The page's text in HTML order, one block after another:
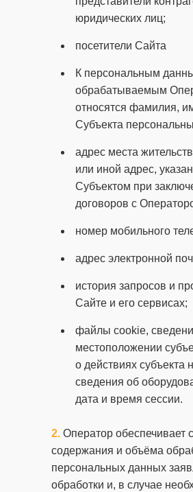
юридических лиц;
посетители Сайта
К персональным
обрабатываемым
относятся фамилия,
Субъекта
адрес места
или иной адрес,
Субъектом при
договоров с
номер мобильного
адрес электронной
история запросов и
Сайте и его сервисах;
файлы cookie,
местоположении
о действиях субъекта
сведения об
дата и время сессии.
Оператор обеспечивает
содержания и объёма
персональных данных
обработки и, в случае